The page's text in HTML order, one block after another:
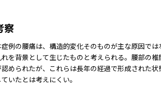
察
例の腰痛は、構造的変化そのものが主な原因で
を背景として生じたものと考えられる。腰部の
められたが、これらは長年の経過で形成された
ていたとは考えにくい。